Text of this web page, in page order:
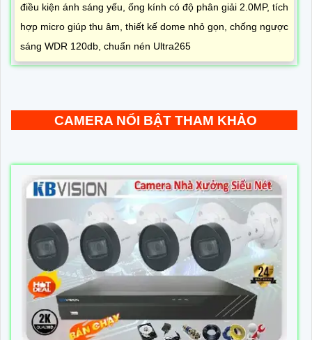
điều kiện ánh sáng yếu, ống kính có độ phân giải 2.0MP, tích
hợp micro giúp thu âm, thiết kế dome nhỏ gọn, chống ngược
sáng WDR 120db, chuẩn nén Ultra265
CAMERA NỔI BẬT THAM KHẢO